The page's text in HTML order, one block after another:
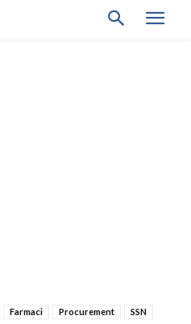
Farmaci Procurement SSN